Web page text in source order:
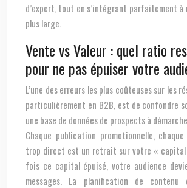
d’expert, tout en s’intégrant parfaitement à
plus large.
Vente vs Valeur : quel ratio
pour ne pas épuiser votre
L’une des erreurs les plus coûteuses sur les
particulièrement en B2B, est de confondre
une base de données de prospects à
Chaque publication promotionnelle,
trop direct est un retrait sur votre « capital
fois ce capital épuisé, votre audience
messages. La planification de